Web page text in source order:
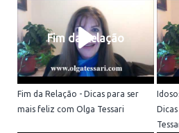
Fim da Relação
Fim da Relação - Dicas para ser
mais feliz com Olga Tessari